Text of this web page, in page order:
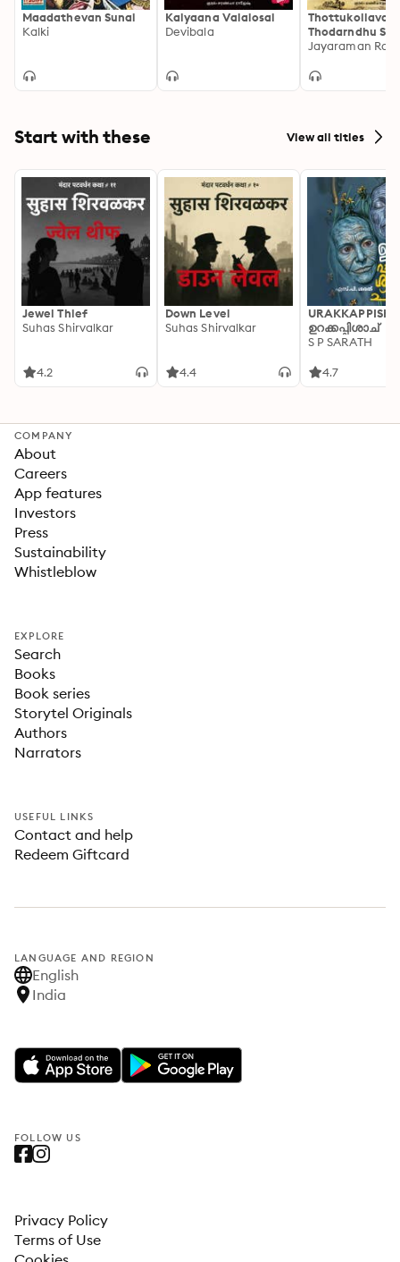
Maadathevan Sunai
Kalki
Kalyaana Valaiosai
Devibala
Thottukollavaa
Thodarndhu
Start with these View all titles
Jewel Thief
Suhas Shirvalkar
4.2
Down Level
Suhas Shirvalkar
4.4
ഉറക്കപ്പിശാച്
S P SARATH
4.7
COMPANY
About
Careers
App features
Investors
Press
Sustainability
Whistleblow
EXPLORE
Search
Books
Book series
Storytel Originals
Authors
Narrators
USEFUL LINKS
Contact and help
Redeem Giftcard
LANGUAGE AND REGION
English
India
FOLLOW US
Privacy Policy
Terms of Use